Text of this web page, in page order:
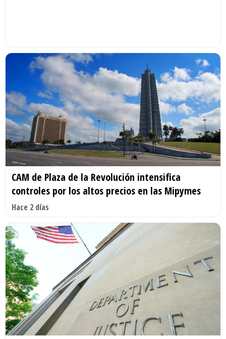
CAM de Plaza de la Revolución intensifica
controles por los altos precios en las Mipymes
Hace 2 días